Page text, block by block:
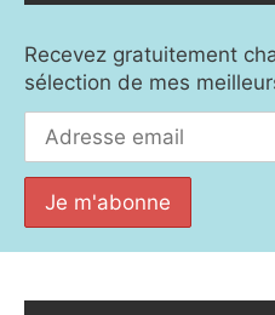
Recevez gratuitement
sélection de mes